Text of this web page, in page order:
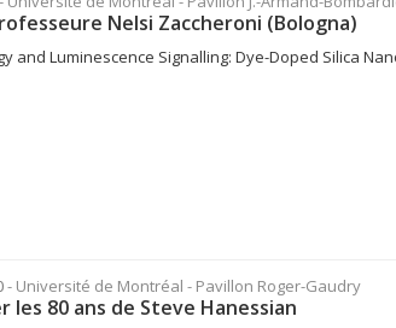
Nelsi Zaccheroni (Bologna)
and Luminescence Signalling: Dye-Doped Silica
- Université de Montréal - Pavillon Roger-Gaudry
les 80 ans de Steve Hanessian